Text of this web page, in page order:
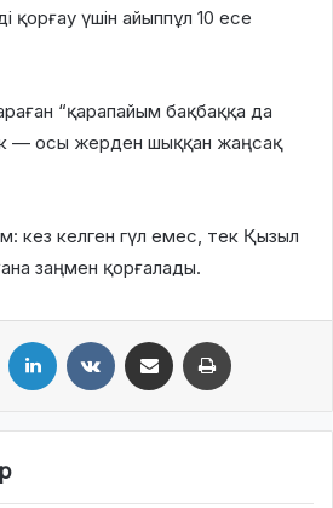
қорғау үшін айыппұл 10 есе
“қарапайым бақбаққа да
— осы жерден шыққан жаңсақ
кез келген гүл емес, тек Қызыл
заңмен қорғалады.